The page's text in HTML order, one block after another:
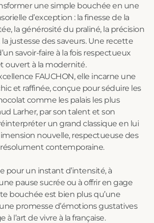
une simple bouchée en une
d’exception : la finesse de la
la générosité du praliné, la précision
justesse des saveurs. Une recette
savoir-faire à la fois respectueux
ouvert à la modernité.
FAUCHON, elle incarne une
et raffinée, conçue pour séduire les
comme les palais les plus
Larher, par son talent et son
un grand classique en lui
nouvelle, respectueuse des
contemporaine.
pour un instant d’intensité, à
pause sucrée ou à offrir en gage
bouchée est bien plus qu’une
promesse d’émotions gustatives
l’art de vivre à la française.